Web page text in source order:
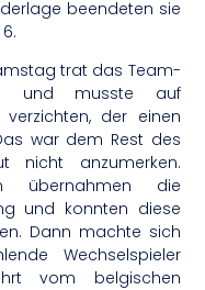
beendeten sie
trat das Team-
und musste auf
verzichten, der einen
war dem Rest des
nicht anzumerken.
übernahmen die
und konnten diese
Dann machte sich
Wechselspieler
vom belgischen